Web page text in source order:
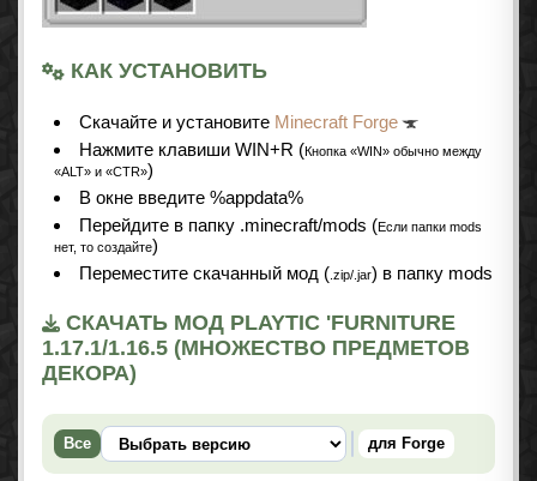
КАК УСТАНОВИТЬ
Cкачайте и установите Minecraft Forge
Нажмите клавиши WIN+R (Кнопка «WIN» обычно между
«ALT» и «CTR»)
В окне введите %appdata%
Перейдите в папку .minecraft/mods (Если папки mods
нет, то создайте)
Переместите скачанный мод ( .zip/.jar) в папку mods
СКАЧАТЬ МОД PLAYTIC 'FURNITURE
1.17.1/1.16.5 (МНОЖЕСТВО ПРЕДМЕТОВ
ДЕКОРА)
Все для Forge